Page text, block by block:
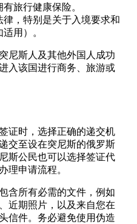
旅行健康保险。
，特别是关于入境要求和
用）。
尼斯人及其他外国人成功
入该国进行商务、旅游或
证时，选择正确的递交机
交至设在突尼斯的俄罗斯
斯公民也可以选择签证代
理申请流程。
含所有必需的文件，例如
近期照片，以及来自您在
信件。务必避免使用伪造